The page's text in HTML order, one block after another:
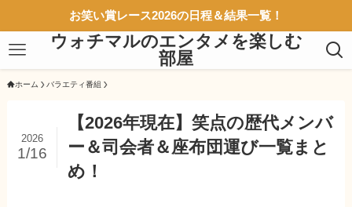
お笑い賞レース2026の日程＆結果一覧！
ウォチマルのエンタメを楽しむ
部屋
ホーム バラエティ番組
【2026年現在】笑点の歴代メンバ
ー＆司会者＆座布団運び一覧まと
め！
2026
1/16